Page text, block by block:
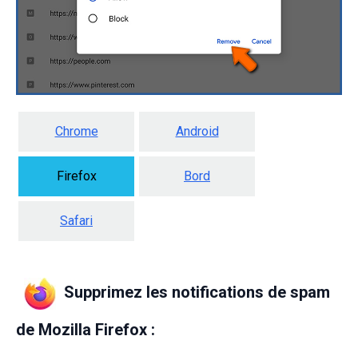
Chrome Android
Firefox Bord
Safari
Supprimez les notifications de spam
de Mozilla Firefox :